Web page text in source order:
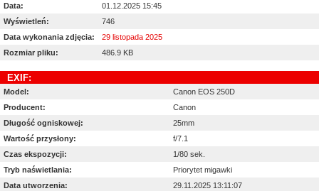
Data:
01.12.2025 15:45
Wyświetleń:
746
Data wykonania zdjęcia:
29 listopada 2025
Rozmiar pliku:
486.9 KB
EXIF:
Model:
Canon EOS 250D
Producent:
Canon
Długość ogniskowej:
25mm
Wartość przysłony:
f/7.1
Czas ekspozycji:
1/80 sek.
Tryb naświetlania:
Priorytet migawki
Data utworzenia:
29.11.2025 13:11:07